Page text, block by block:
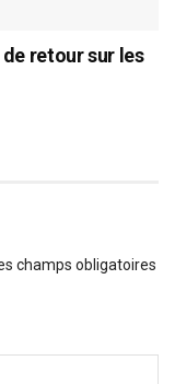
retour sur les
champs obligatoires